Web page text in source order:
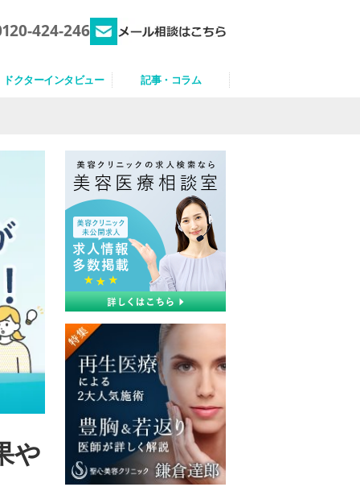
424-246
ドクターインタビュー 記事・コラム
や